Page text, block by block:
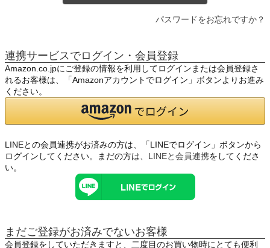
パスワードをお忘れですか？
連携サービスでログイン・会員登録
Amazon.co.jpにご登録の情報を利用してログインまたは会員登録さ
れるお客様は、「Amazonアカウントでログイン」ボタンよりお進み
ください。
LINEとの会員連携がお済みの方は、「LINEでログイン」ボタンから
ログインしてください。まだの方は、 LINEと会員連携をしてくださ
い。
まだご登録がお済みでないお客様
会員登録をしていただきますと、二度目のお買い物時にとても便利